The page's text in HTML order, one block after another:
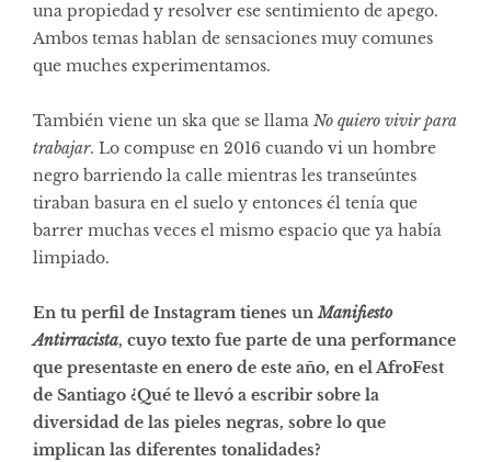
una propiedad y resolver ese sentimiento de apego.
Ambos temas hablan de sensaciones muy comunes
que muches experimentamos.
También viene un ska que se llama No quiero vivir para
trabajar. Lo compuse en 2016 cuando vi un hombre
negro barriendo la calle mientras les transeúntes
tiraban basura en el suelo y entonces él tenía que
barrer muchas veces el mismo espacio que ya había
limpiado.
En tu perfil de Instagram tienes unManifiesto
Antirracista, cuyo texto fue parte de una performance
que presentaste en enero de este año, en el AfroFest
de Santiago ¿Qué te llevó a escribir sobre la
diversidad de las pieles negras, sobre lo que
implican las diferentes tonalidades?